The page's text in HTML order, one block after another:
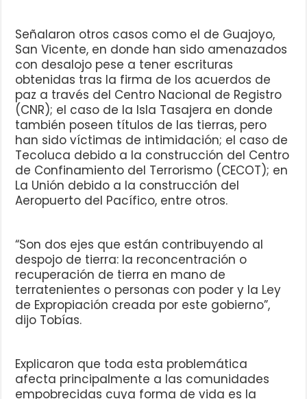
Señalaron otros casos como el de Guajoyo,
San Vicente, en donde han sido amenazados
con desalojo pese a tener escrituras
obtenidas tras la firma de los acuerdos de
paz a través del Centro Nacional de Registro
(CNR); el caso de la Isla Tasajera en donde
también poseen títulos de las tierras, pero
han sido víctimas de intimidación; el caso de
Tecoluca debido a la construcción del Centro
de Confinamiento del Terrorismo (CECOT); en
La Unión debido a la construcción del
Aeropuerto del Pacífico, entre otros.
“Son dos ejes que están contribuyendo al
despojo de tierra: la reconcentración o
recuperación de tierra en mano de
terratenientes o personas con poder y la Ley
de Expropiación creada por este gobierno”,
dijo Tobías.
Explicaron que toda esta problemática
afecta principalmente a las comunidades
empobrecidas cuya forma de vida es la